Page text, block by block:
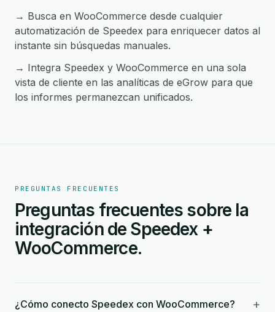
→ Busca en WooCommerce desde cualquier
automatización de Speedex para enriquecer datos al
instante sin búsquedas manuales.
→ Integra Speedex y WooCommerce en una sola
vista de cliente en las analíticas de eGrow para que
los informes permanezcan unificados.
PREGUNTAS FRECUENTES
Preguntas frecuentes sobre la
integración de Speedex +
WooCommerce.
¿Cómo conecto Speedex con WooCommerce? +